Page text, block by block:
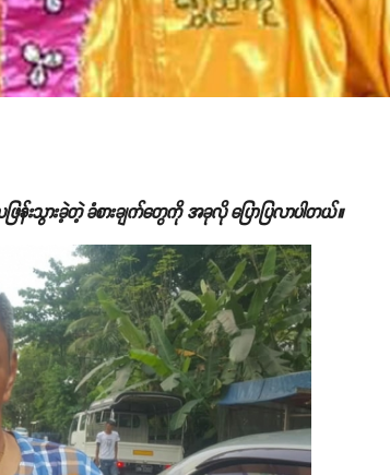
ြန်းသွားခဲ့တဲ့ ခံစားချက်တွေကို အခုလို ပြောပြလာပါတယ်။